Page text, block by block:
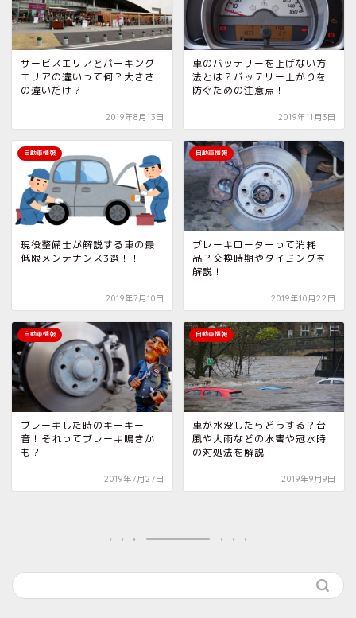
サービスエリアとパーキング
エリアの違いって何？大きさ
の違いだけ？
2019年8月13日
車のバッテリーを上げない方
法とは？バッテリー上がりを
防ぐための注意点！
2019年11月3日
自動車情報
現役整備士が解説する車の最
低限メンテナンス3選！！！
2019年7月10日
自動車情報
ブレーキローターって消耗
品？交換時期やタイミングを
解説！
2019年10月22日
自動車情報
ブレーキした時のキーキー
音！それってブレーキ鳴きか
も？
2019年7月27日
自動車情報
車が水没したらどうする？台
風や大雨などの水害や冠水時
の対処法を解説！
2019年9月9日